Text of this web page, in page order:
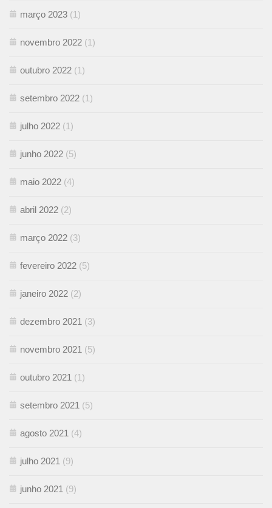
março 2023 (1)
novembro 2022 (1)
outubro 2022 (1)
setembro 2022 (1)
julho 2022 (1)
junho 2022 (5)
maio 2022 (4)
abril 2022 (2)
março 2022 (3)
fevereiro 2022 (5)
janeiro 2022 (2)
dezembro 2021 (3)
novembro 2021 (5)
outubro 2021 (1)
setembro 2021 (5)
agosto 2021 (4)
julho 2021 (9)
junho 2021 (9)